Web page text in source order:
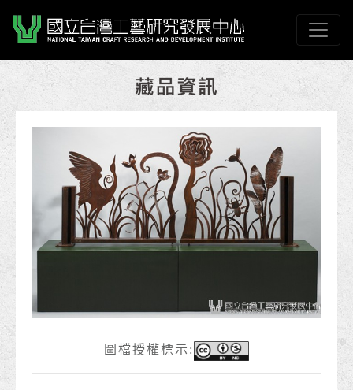
國立臺灣工藝研究發
網頁導覽
圖檔授權標示: